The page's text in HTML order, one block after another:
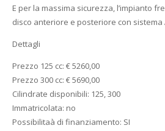
E per la massima sicurezza, l’impianto
disco anteriore e posteriore con sistema
Dettagli
Prezzo 125 cc: € 5260,00
Prezzo 300 cc: € 5690,00
Cilindrate disponibili: 125, 300
Immatricolata: no
Possibilitaà di finanziamento: SI